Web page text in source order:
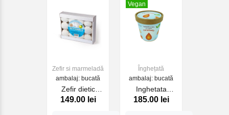
Zefir si marmeladă
ambalaj: bucată
Zefir dietic
"Belevsky
149.00 lei
Vegan
Înghețată
ambalaj: bucată
Inghetata
vegetala
185.00 lei